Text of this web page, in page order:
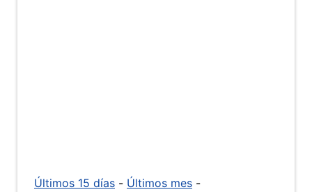
Últimos 15 días - Últimos mes -